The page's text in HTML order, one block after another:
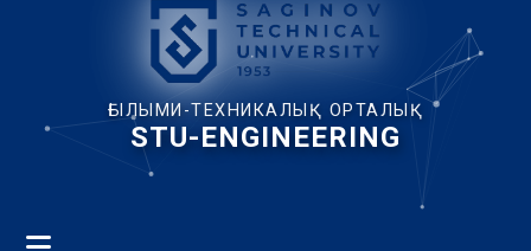
ҒЫЛЫМИ-ТЕХНИКАЛЫҚ ОРТАЛЫҚ
STU-ENGINEERING